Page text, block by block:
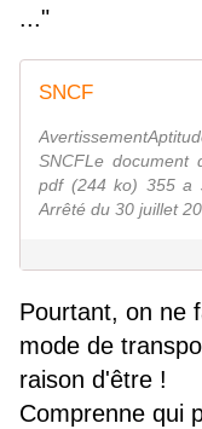
..."
SNCF
SNCFLe document
pdf (244 ko) 355 a
Arrêté du 30 juillet
Pourtant, on ne
mode de
raison d'être !
Comprenne qui